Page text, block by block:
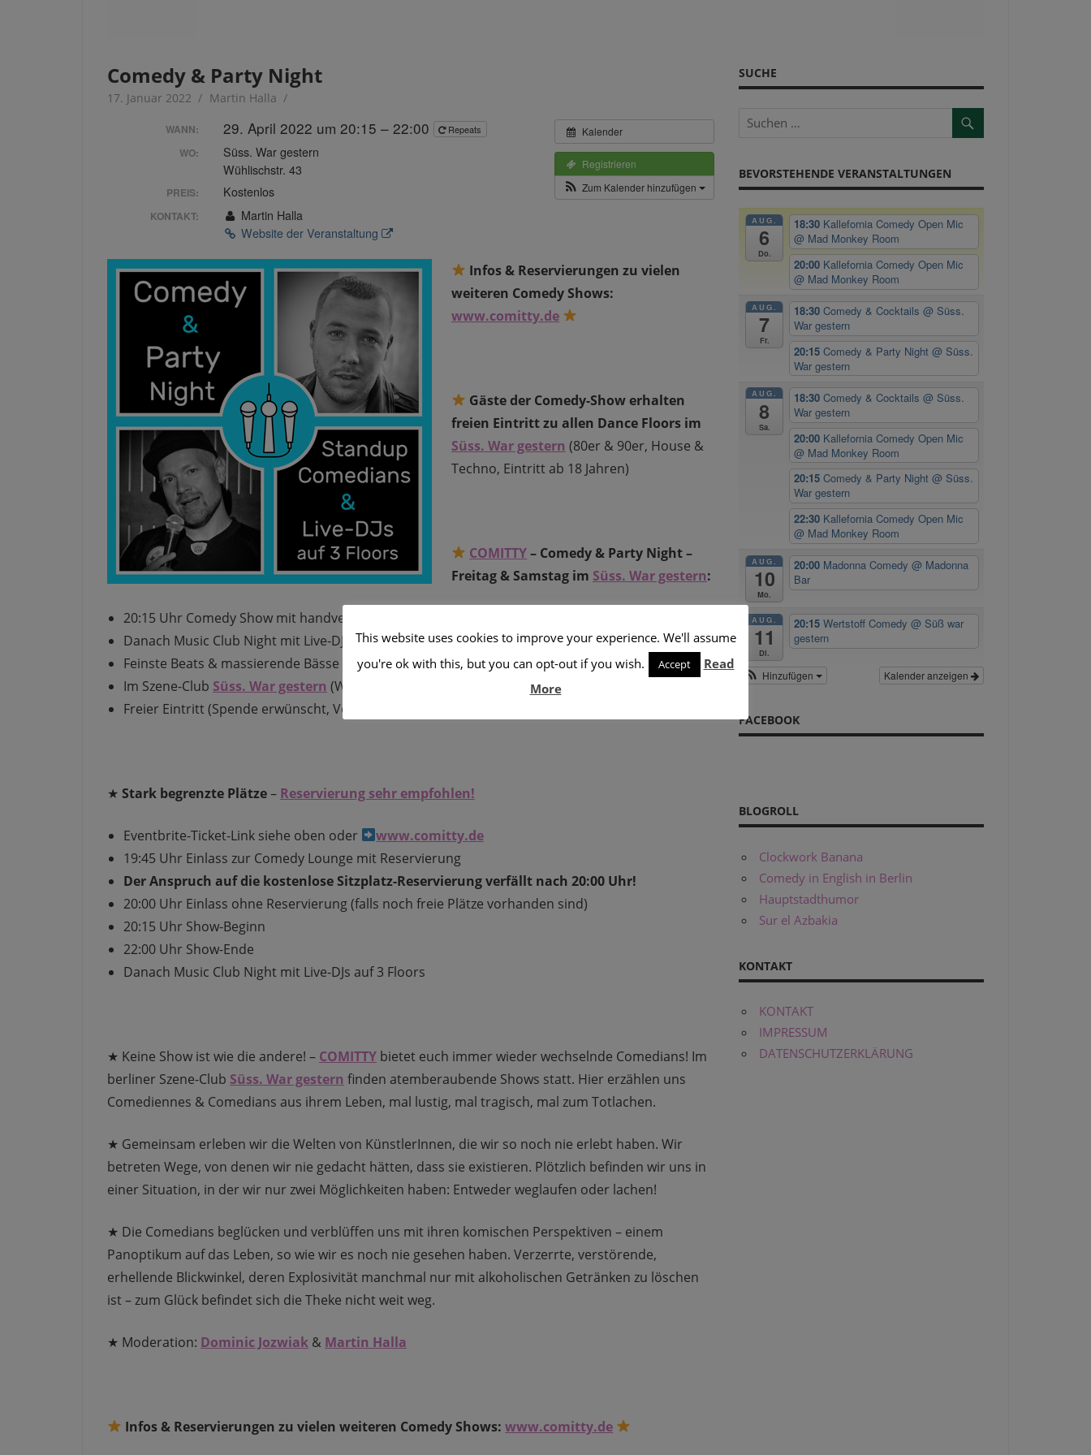
Comedy & Party Night
17. Januar 2022 Martin Halla
Kalender
Registrieren
Zum Kalender hinzufügen
WANN: 29. April 2022 um 20:15 – 22:00 Repeats
WO:
Süss. War gestern
Wühlischstr. 43
PREIS: Kostenlos
KONTAKT:
Martin Halla
Website der Veranstaltung
Infos & Reservierungen zu vielen
weiteren Comedy Shows:
www.comitty.de
Gäste der Comedy-Show erhalten
freien Eintritt zu allen Dance Floors im
Süss. War gestern (80er & 90er, House &
Techno, Eintritt ab 18 Jahren)
COMITTY– Comedy & Party Night –
Freitag & Samstag im Süss. War gestern:
20:15 Uhr Comedy Show mit handverlesenen Comedians
Danach Music Club Night mit Live-DJs auf 3 Floors
Feinste Beats & massierende Bässe (diese DJs legen auf: sieheSüss. War gestern)
Im Szene-Club Süss. War gestern (Wühlischstr. 43, Berlin-Friedrichshain, Mindestalter 18 Jahre)
Freier Eintritt (Spende erwünscht, Vorschlag: ca. 10 €)
★ Stark begrenzte Plätze– Reservierung sehr empfohlen!
Eventbrite-Ticket-Link siehe oben oder
www.comitty.de
19:45 Uhr Einlass zur Comedy Lounge mit Reservierung
Der Anspruch auf die kostenlose Sitzplatz-Reservierung verfällt nach 20:00 Uhr!
20:00 Uhr Einlass ohne Reservierung (falls noch freie Plätze vorhanden sind)
20:15 Uhr Show-Beginn
22:00 Uhr Show-Ende
Danach Music Club Night mit Live-DJs auf 3 Floors
★ Keine Show ist wie die andere! – COMITTY bietet euch immer wieder wechselnde Comedians! Im
berliner Szene-Club Süss. War gestern finden atemberaubende Shows statt. Hier erzählen uns
Comediennes & Comedians aus ihrem Leben, mal lustig, mal tragisch, mal zum Totlachen.
★ Gemeinsam erleben wir die Welten von KünstlerInnen, die wir so noch nie erlebt haben. Wir
betreten Wege, von denen wir nie gedacht hätten, dass sie existieren. Plötzlich befinden wir uns in
einer Situation, in der wir nur zwei Möglichkeiten haben: Entweder weglaufen oder lachen!
★ Die Comedians beglücken und verblüffen uns mit ihren komischen Perspektiven – einem
Panoptikum auf das Leben, so wie wir es noch nie gesehen haben. Verzerrte, verstörende,
erhellende Blickwinkel, deren Explosivität manchmal nur mit alkoholischen Getränken zu löschen
ist – zum Glück befindet sich die Theke nicht weit weg.
★ Moderation: Dominic Jozwiak & Martin Halla
Infos & Reservierungen zu vielen weiteren Comedy Shows:www.comitty.de
SUCHE
BEVORSTEHENDE VERANSTALTUNGEN
AUG.
6
Do.
18:30 Kallefornia Comedy Open Mic
@ Mad Monkey Room
20:00 Kallefornia Comedy Open Mic
@ Mad Monkey Room
AUG.
7
Fr.
18:30Comedy & Cocktails@ Süss.
War gestern
20:15Comedy & Party Night@ Süss.
War gestern
AUG.
8
Sa.
18:30Comedy & Cocktails@ Süss.
War gestern
20:00 Kallefornia Comedy Open Mic
@ Mad Monkey Room
20:15Comedy & Party Night@ Süss.
War gestern
22:30 Kallefornia Comedy Open Mic
@ Mad Monkey Room
AUG.
10
Mo.
20:00 Madonna Comedy@ Madonna
Bar
AUG.
11
Di.
20:15Wertstoff Comedy@ Süß war
gestern
Kalender anzeigen
Hinzufügen
FACEBOOK
BLOGROLL
Clockwork Banana
Comedy in English in Berlin
Hauptstadthumor
Sur el Azbakia
KONTAKT
KONTAKT
IMPRESSUM
DATENSCHUTZERKLÄRUNG
This website uses cookies to improve your experience. We'll assume
you're ok with this, but you can opt-out if you wish.
Accept
Read
More